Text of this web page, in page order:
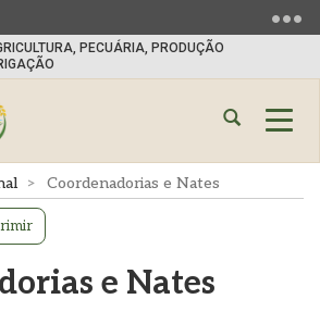
PECUÁRIA, PRODUÇÃO
Abrir
Coordenadorias e Nates
e Nates